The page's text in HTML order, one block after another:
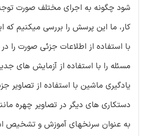
شود چگونه به اجرای مختلف صورت
کار، ما این پرسش را بررسی میکنیم
با استفاده از اطلاعات جزئی صورت را
مسئله را با استفاده از آزمایش های
یادگیری ماشین با استفاده از تصاویر
دستکاری های دیگر در تصاویر چهره
به عنوان سرنخهای آموزش و تشخیص